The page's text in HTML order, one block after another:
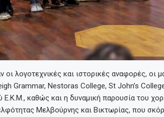
οι λογοτεχνικές και ιστορικές αναφορές, οι
Grammar, Nestoras College, St John’s
καθώς και η δυναμική παρουσία του
Μελβούρνης και Βικτωρίας, που